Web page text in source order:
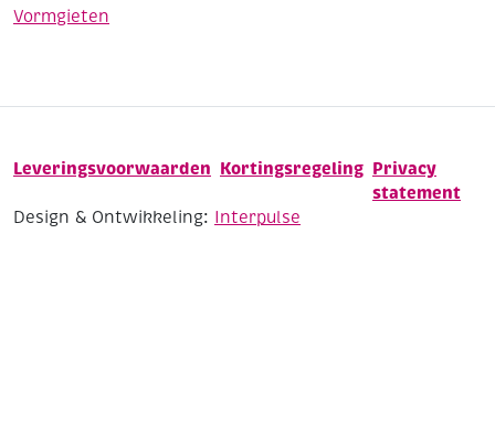
Vormgieten
Leveringsvoorwaarden Kortingsregeling Privacy
statement
Design & Ontwikkeling: Interpulse